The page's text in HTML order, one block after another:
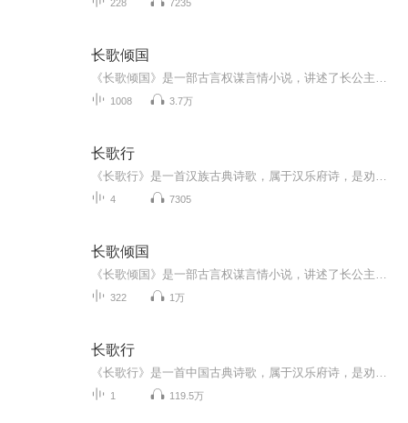
228 7235
长歌倾国
1008 3.7万
长歌行
4 7305
长歌倾国
322 1万
长歌行
1 119.5万